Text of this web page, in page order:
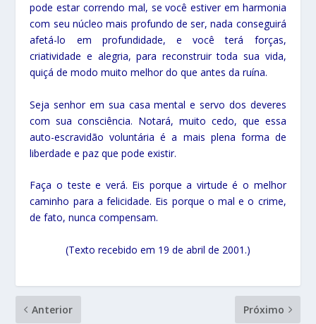
pode estar correndo mal, se você estiver em harmonia
com seu núcleo mais profundo de ser, nada conseguirá
afetá-lo em profundidade, e você terá forças,
criatividade e alegria, para reconstruir toda sua vida,
quiçá de modo muito melhor do que antes da ruína.
Seja senhor em sua casa mental e servo dos deveres
com sua consciência. Notará, muito cedo, que essa
auto-escravidão voluntária é a mais plena forma de
liberdade e paz que pode existir.
Faça o teste e verá. Eis porque a virtude é o melhor
caminho para a felicidade. Eis porque o mal e o crime,
de fato, nunca compensam.
(Texto recebido em 19 de abril de 2001.)
Anterior Próximo